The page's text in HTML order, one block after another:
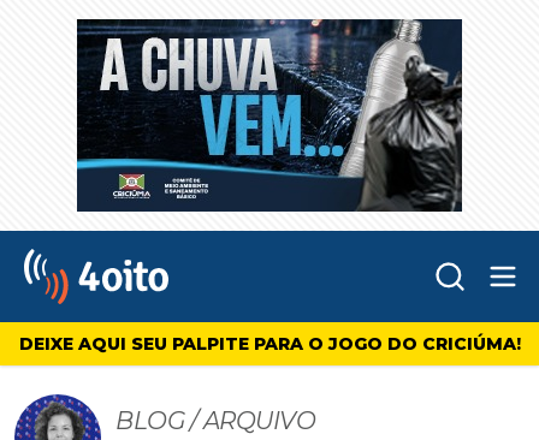
4oito
DEIXE AQUI SEU PALPITE PARA O JOGO DO CRICIÚMA!
BLOG / ARQUIVO